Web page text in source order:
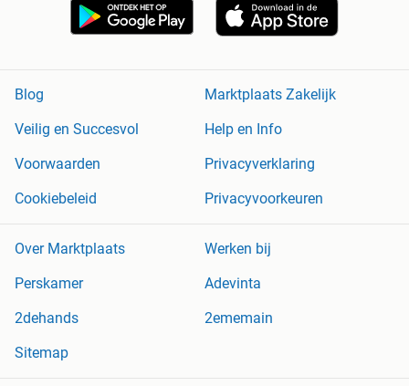
Blog
Marktplaats Zakelijk
Veilig en Succesvol
Help en Info
Voorwaarden
Privacyverklaring
Cookiebeleid
Privacyvoorkeuren
Over Marktplaats
Werken bij
Perskamer
Adevinta
2dehands
2ememain
Sitemap